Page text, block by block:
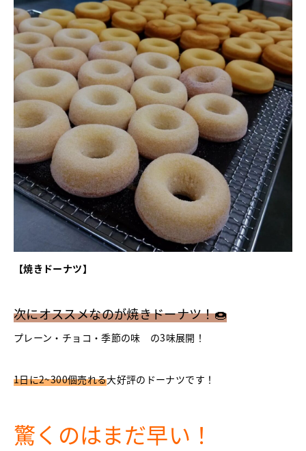
【焼きドーナツ】
次にオススメなのが焼きドーナツ！🍩
プレーン・チョコ・季節の味 の3味展開！
1日に2~300個売れる大好評のドーナツです！
驚くのはまだ早い！